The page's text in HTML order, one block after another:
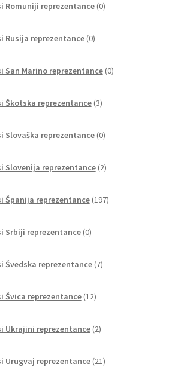
Romuniji reprezentance 0izdelkov
Rusija reprezentance 0izdelkov
San Marino reprezentance 0izdelkov
Škotska reprezentance 3izdelki
Slovaška reprezentance 0izdelkov
Slovenija reprezentance 2izdelka
Španija reprezentance 197izdelkov
Srbiji reprezentance 0izdelkov
Švedska reprezentance 7izdelkov
Švica reprezentance 12izdelkov
Ukrajini reprezentance 2izdelka
Urugvaj reprezentance 21izdelkov